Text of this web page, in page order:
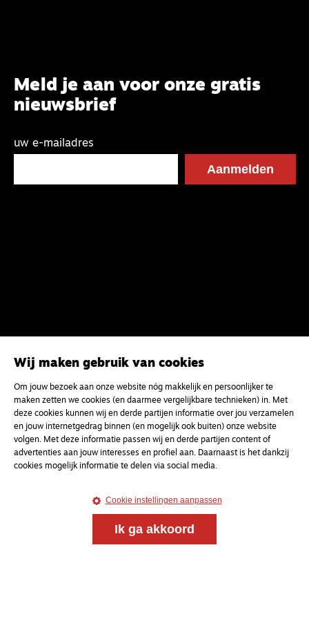
Meld je aan voor onze gratis
nieuwsbrief
uw e-mailadres
MagazineOnderweg
Onderweg is een platform voor ontmoeting, vorming
en gesprek voor christenen onderweg, in het bijzonder
voor de Nederlandse Gereformeerde Kerken.
Magazine
Onderweg
Kvk-nummer 33277063
NL46 INGB 0117 5827 86
info@onderwegonline.nl
Wij maken gebruik van cookies
Om jouw bezoek aan onze website nóg makkelijk en persoonlijker te
maken zetten we cookies (en daarmee vergelijkbare technieken) in. Met
deze cookies kunnen wij en derde partijen informatie over jou verzamelen
en jouw internetgedrag binnen (en mogelijk ook buiten) onze website
volgen. Met deze informatie passen wij en derde partijen content of
advertenties aan jouw interesses en profiel aan. Daarnaast is het dankzij
cookies mogelijk informatie te delen via social media.
Cookie instellingen aanpassen
Ik ga akkoord